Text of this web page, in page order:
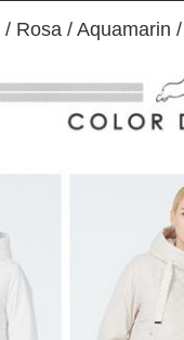
Rosa / Aquamarin